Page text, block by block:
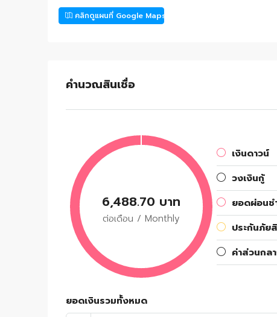
คลิกดูแผนที่ Google Maps
คำนวณสินเชื่อ
6,488.70 บาท
ต่อเดือน / Monthly
เงินดาวน์
วงเงินกู้
ยอดผ่อนช
ประกันภัย
ค่าส่วนกล
ยอดเงินรวมทั้งหมด